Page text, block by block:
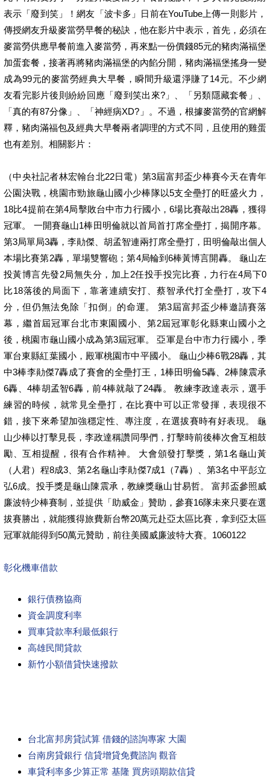
表示「廢到笑」！網友「波卡多」日前在YouTube上傳一則影片，
傳授網友升級麥當勞早餐的秘訣，他在影片中表示，首先，必須在
麥當勞供應早餐前進入麥當勞，再來點一份價錢85元的豬肉滿福堡
加蛋套餐，接著再將豬肉滿福堡的內餡分開，豬肉滿福堡搖身一變
成為99元的麥當勞經典大早餐，瞬間升級還淨賺了14元。不少網
友看完影片後則紛紛回應「廢到笑出來?」、「另類隱藏套餐」、
「真的有87分像」、「神經病XD?」。不過，根據麥當勞的官網解
釋，豬肉滿福包及經典大早餐兩者調理的方式不同，且使用的雞蛋
也有差別。相關影片：
（中央社記者林宏翰台北22日電）第3屆富邦盃少棒賽今天在青年
公園決戰，桃園市勁旅龜山國小少棒隊以5支全壘打的旺盛火力，
18比4提前在第4局擊敗台中市力行國小，6場比賽敲出28轟，獲得
冠軍。 一開賽龜山1棒田明倫就以首局首打席全壘打，揭開序幕。
第3局單局3轟，李勛傑、胡孟智連兩打席全壘打，田明倫敲出個人
本場比賽第2轟，單場雙響砲；第4局輪到6棒黃博言開轟。 龜山左
投黃博言先發2局無失分，加上2任投手投完比賽，力行在4局下0
比18落後的局面下，靠著連續安打、蔡智承代打全壘打，攻下4
分，但仍無法免除「扣倒」的命運。 第3屆富邦盃少棒邀請賽落
幕，繼首屆冠軍台北市東園國小、第2屆冠軍彰化縣東山國小之
後，桃園市龜山國小成為第3屆冠軍。 亞軍是台中市力行國小，季
軍台東縣紅葉國小，殿軍桃園市中平國小。 龜山少棒6戰28轟，其
中3棒李勛傑7轟成了賽會的全壘打王，1棒田明倫5轟、2棒陳震承
6轟、4棒胡孟智6轟，前4棒就敲了24轟。 教練李政達表示，選手
練習的時候，就常見全壘打，在比賽中可以正常發揮，表現很不
錯，接下來希望加強穩定性、專注度，在選拔賽時有好表現。 龜
山少棒以打擊見長，李政達稱讚同學們，打擊時前後棒次會互相鼓
勵、互相提醒，很有合作精神。 大會頒發打擊獎，第1名龜山黃
（人君）程8成3、第2名龜山李勛傑7成1（7轟）、第3名中平彭立
弘6成。投手獎是龜山陳震承，教練獎龜山甘易哲。 富邦盃參照威
廉波特少棒賽制，並提供「助威金」贊助，參賽16隊未來只要在選
拔賽勝出，就能獲得旅費新台幣20萬元赴亞太區比賽，拿到亞太區
冠軍就能得到50萬元贊助，前往美國威廉波特大賽。1060122
彰化機車借款
銀行債務協商
資金調度利率
買車貸款率利最低銀行
高雄民間貸款
新竹小額借貸快速撥款
台北富邦房貸試算 借錢的諮詢專家 大園
台南房貸銀行 信貸增貸免費諮詢 觀音
車貸利率多少算正常 基隆 買房頭期款信貸